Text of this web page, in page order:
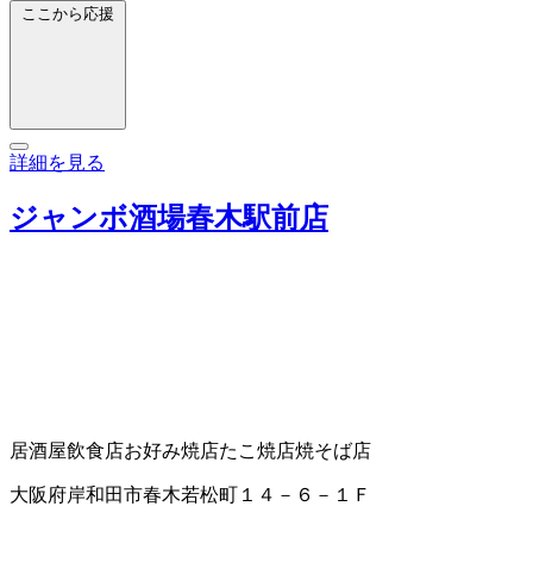
ここから応援
詳細を見る
ジャンボ酒場春木駅前店
居酒屋飲食店お好み焼店たこ焼店焼そば店
大阪府岸和田市春木若松町１４－６－１Ｆ